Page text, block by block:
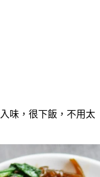
味，很下飯，不用太